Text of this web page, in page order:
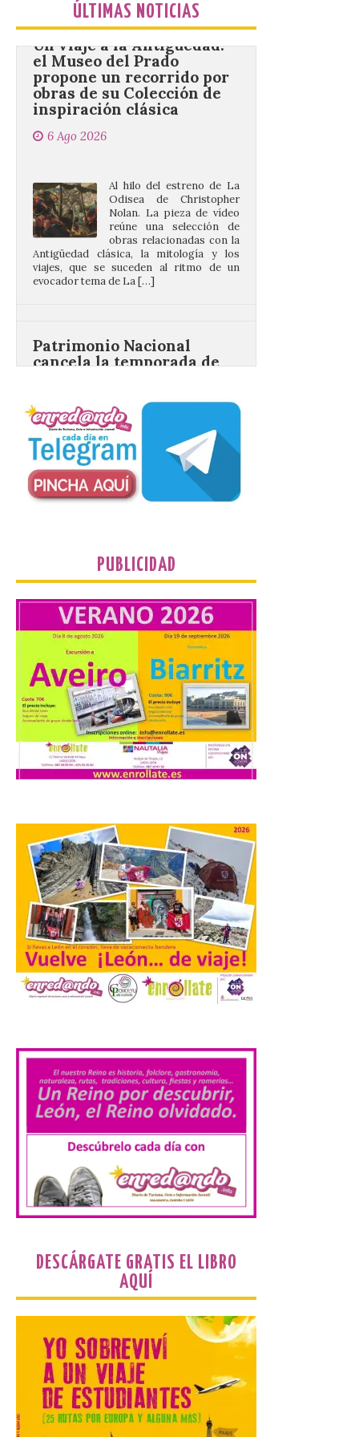
ÚLTIMAS NOTICIAS
el Museo del Prado
propone un recorrido por
obras de su Colección de
inspiración clásica
6 Ago 2026
reúne una selección de
obras relacionadas con la
Antigüedad clásica, la mitología y los
viajes, que se suceden al ritmo de un
evocador tema de La […]
fuentes de La Granja ante
la escasez de agua
Esta medida afecta a los
espectáculos nocturnos
de la Fuente Baños de
Diana previstos para los
días 8, 15 y 22 de agosto,
así como al encendido extraordinario del
El Descenso Internacional
del Sella arranca con el
homenaje a los campeones
y el izado de las banderas
autonómicas
6 Ago 2026
La 88.ª edición del
Descenso Internacional
del Sella reunirá este año a
1.291 palistas distribuidos
en 874 embarcaciones,
asturiana como una de las grandes
referencias del piragüismo internacional.
[…]
Los clientes de TAP
Miles&Go ya pueden
acumular millas con
Airbnb
6 Ago 2026
Airbnb se incorpora al
programa TAP Miles&Go:
los clientes acumularán
dos millas por cada euro
gastado en alojamientos y experiencias
elegibles. Esta ventaja refuerza la
propuesta de valor del programa, que ya
cuenta con más de […]
Iberia Express, 10 años
de 170.000 pasajeros
6 Ago 2026
Desde junio de 2016, la
aerolínea ha retomado los
vuelos con Reikiavik cada
verano. En estos 10 años,
superará los 170.000
pasajeros y los 1.000 vuelos con Islandia.
Este mes de agosto opera tres
frecuencias semanales y, este año, los […]
PUBLICIDAD
DESCÁRGATE GRATIS EL LIBRO
AQUÍ